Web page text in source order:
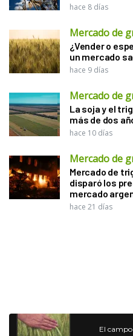
hace 8 días
Mercado de
¿Vender o
un mercado
hace 9 días
Mercado de
La soja y el
más de dos
hace 10 días
Mercado de
Mercado de
disparó los
mercado
hace 21 días
El